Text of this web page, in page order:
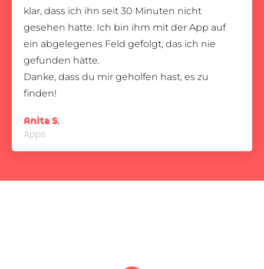
klar, dass ich ihn seit 30 Minuten nicht
gesehen hatte. Ich bin ihm mit der App auf
ein abgelegenes Feld gefolgt, das ich nie
gefunden hätte.
Danke, dass du mir geholfen hast, es zu
finden!
Anita S.
Apps